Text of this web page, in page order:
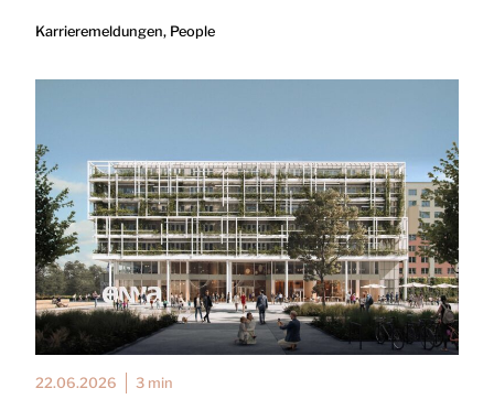
Karrieremeldungen, People
22.06.2026 3 min